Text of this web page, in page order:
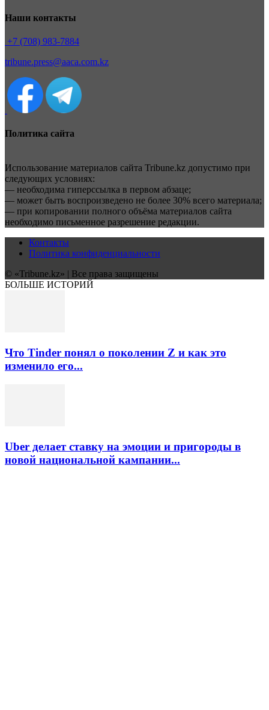
Наши контакты
+7 (708) 983-7884
tribune.press@aaca.com.kz
Политика сайта
Использование материалов сайта Tribune.kz допустимо при
следующих условиях:
— необходима гиперссылка в первом абзаце;
— может быть воспроизведено не более 30% всего материала;
— при копировании полного объёма материалов сайта
необходимо письменное разрешение редакции.
Контакты
Политика конфиденциальности
© «Tribune.kz» | Все права защищены
БОЛЬШЕ ИСТОРИЙ
Что Tinder понял о поколении Z и как это
изменило его...
Uber делает ставку на эмоции и пригороды в
новой национальной кампании...